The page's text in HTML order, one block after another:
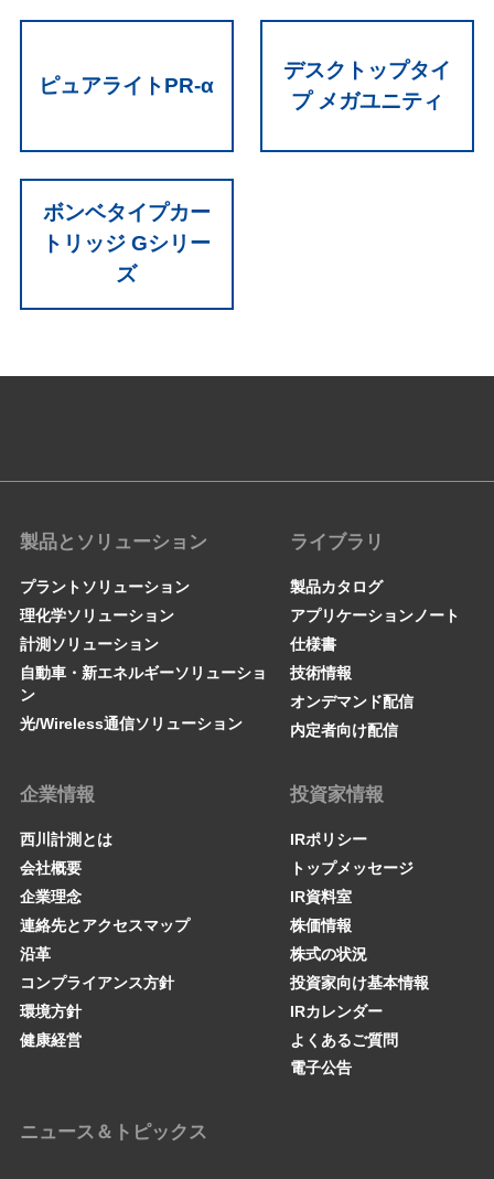
ピュアライトPR-α
デスクトップタイ
プ メガユニティ
ボンベタイプカー
トリッジ Gシリー
ズ
製品とソリューション
プラントソリューション
理化学ソリューション
計測ソリューション
自動車・新エネルギーソリューショ
ン
光/Wireless通信ソリューション
ライブラリ
製品カタログ
アプリケーションノート
仕様書
技術情報
オンデマンド配信
内定者向け配信
企業情報
西川計測とは
会社概要
企業理念
連絡先とアクセスマップ
沿革
コンプライアンス方針
環境方針
健康経営
投資家情報
IRポリシー
トップメッセージ
IR資料室
株価情報
株式の状況
投資家向け基本情報
IRカレンダー
よくあるご質問
電子公告
ニュース＆トピックス